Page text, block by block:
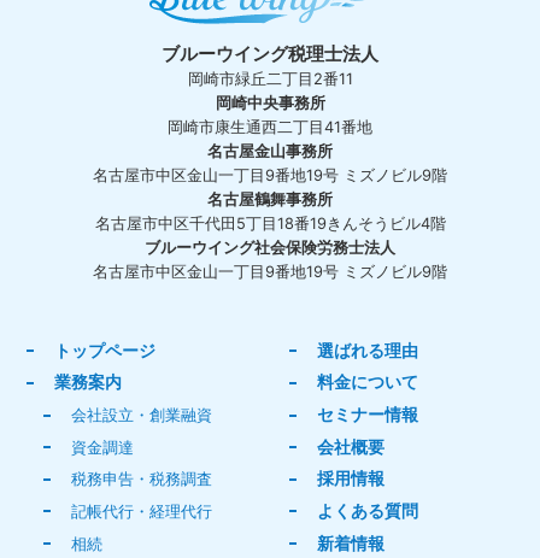
ブルーウイング税理士法人
岡崎市緑丘二丁目2番11
岡崎中央事務所
岡崎市康生通西二丁目41番地
名古屋金山事務所
名古屋市中区金山一丁目9番地19号 ミズノビル9階
名古屋鶴舞事務所
名古屋市中区千代田5丁目18番19きんそうビル4階
ブルーウイング社会保険労務士法人
名古屋市中区金山一丁目9番地19号 ミズノビル9階
トップページ
業務案内
会社設立・創業融資
資金調達
税務申告・税務調査
記帳代行・経理代行
相続
選ばれる理由
料金について
セミナー情報
会社概要
採用情報
よくある質問
新着情報